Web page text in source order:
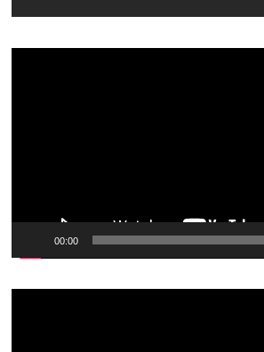
00:00